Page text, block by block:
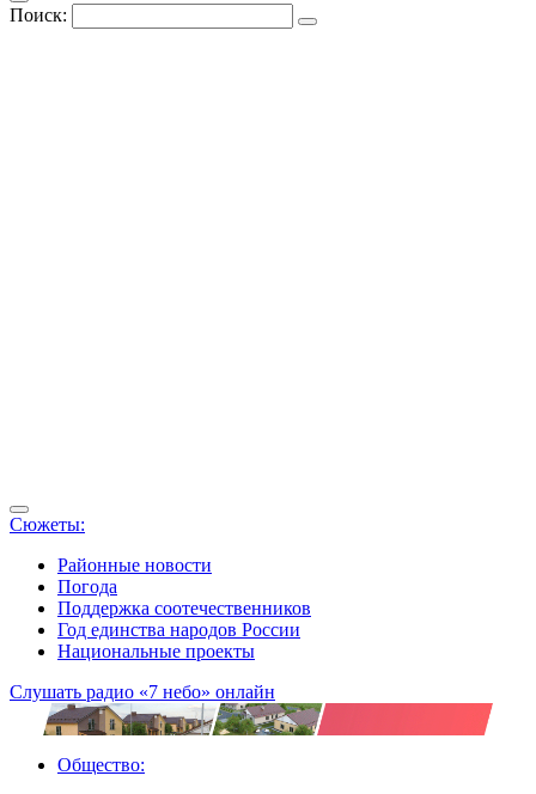
Поиск:
Сюжеты:
Районные новости
Погода
Поддержка соотечественников
Год единства народов России
Национальные проекты
Слушать радио «7 небо» онлайн
Общество: